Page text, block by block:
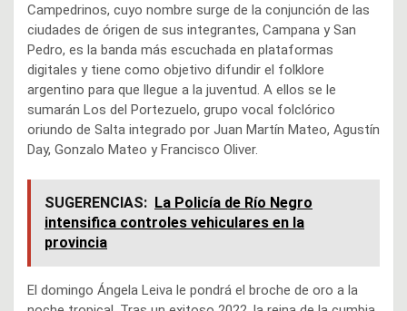
Campedrinos, cuyo nombre surge de la conjunción de las
ciudades de órigen de sus integrantes, Campana y San
Pedro, es la banda más escuchada en plataformas
digitales y tiene como objetivo difundir el folklore
argentino para que llegue a la juventud. A ellos se le
sumarán Los del Portezuelo, grupo vocal folclórico
oriundo de Salta integrado por Juan Martín Mateo, Agustín
Day, Gonzalo Mateo y Francisco Oliver.
SUGERENCIAS: La Policía de Río Negro
intensifica controles vehiculares en la
provincia
El domingo Ángela Leiva le pondrá el broche de oro a la